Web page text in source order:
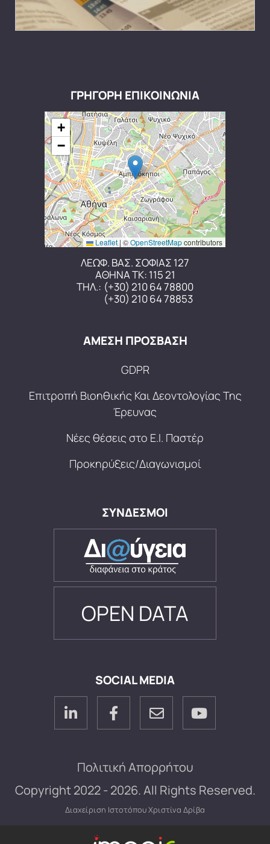
ΓΡΗΓΟΡΗ ΕΠΙΚΟΙΝΩΝΙΑ
+
−
Leaflet|©OpenStreetMapcontributors
ΛΕΩΦ. ΒΑΣ. ΣΟΦΙΑΣ 127
ΑΘΗΝΑ ΤΚ: 115 21
ΤΗΛ.: (+30) 210 64 78800
(+30) 210 64 78853
ΑΜΕΣΗ ΠΡΟΣΒΑΣΗ
GDPR
Επιτροπή Βιοηθικής Και Δεοντολογίας Της
Έρευνας
Νέες θέσεις στο Ε.Ι. Παστέρ
Προκηρύξεις/Διαγωνισμοί
ΣΥΝΔΕΣΜΟΙ
OPEN DATA
SOCIAL MEDIA
Διαχείριση ΙστοτόπουΧριστίνα Δρίβα
Copyright 2022 - 2026. All Rights Reserved.
Πολιτική Απορρήτου